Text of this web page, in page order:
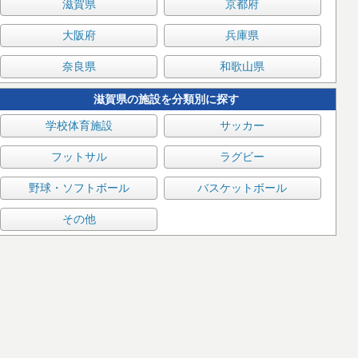
滋賀県 京都府
大阪府 兵庫県
奈良県 和歌山県
滋賀県の施設を分類別に探す
学校体育施設 サッカー
フットサル ラグビー
野球・ソフトボール バスケットボール
その他